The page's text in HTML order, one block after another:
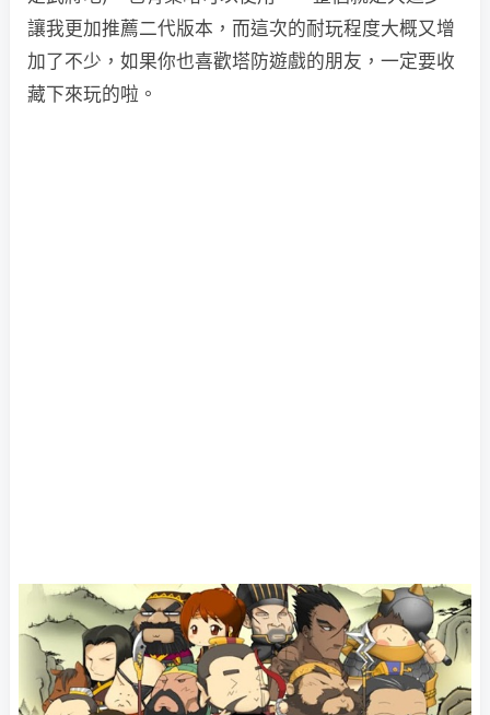
讓我更加推薦二代版本，而這次的耐玩程度大概又增
加了不少，如果你也喜歡塔防遊戲的朋友，一定要收
藏下來玩的啦。